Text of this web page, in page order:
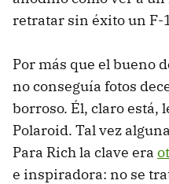
retratar sin éxito un F-
Por más que el bueno
no conseguía fotos
borroso. Él, claro está,
Polaroid. Tal vez
Para Rich la clave era
e inspiradora: no se